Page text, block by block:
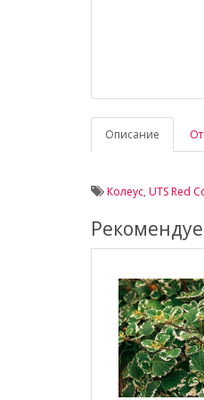
Описание
Колеус, UTS Red